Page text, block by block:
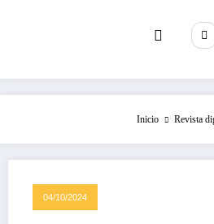
Inicio Revista
04/10/2024